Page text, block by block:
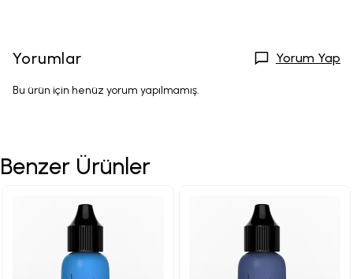
Yorumlar Yorum Yap
Bu ürün için henüz yorum yapılmamış.
Benzer Ürünler